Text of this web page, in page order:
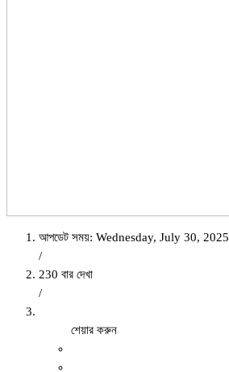
আপডেট সময়: Wednesday, July 30, 2025
/
230 বার দেখা
/
শেয়ার করুন